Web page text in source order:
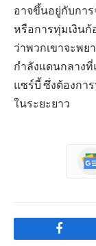
อาจขึ้นอยู่กับกา
หรือการทุ่มเงินก้
ว่าพวกเขาจะพ
กำลังแดนกลางที่
แซร์บี้ ซึ่งต้องกา
ในระยะยาว